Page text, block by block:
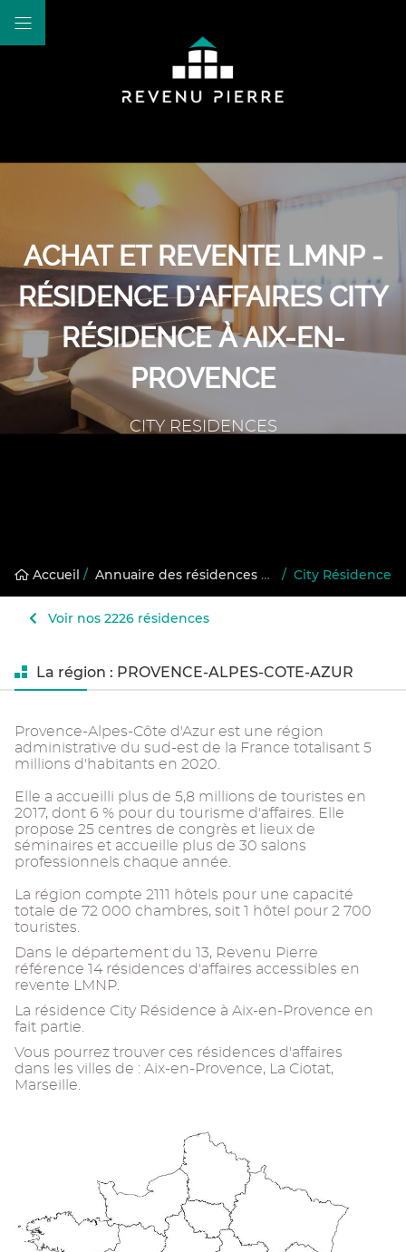
ACHAT ET REVENTE LMNP -
RÉSIDENCE D'AFFAIRES CITY
RÉSIDENCE À AIX-EN-
PROVENCE
CITY RESIDENCES
Accueil / Annuaire des résidences gérées / City Résidence
Voir nos 2226 résidences
La région : PROVENCE-ALPES-COTE-AZUR
Provence-Alpes-Côte d'Azur est une région
administrative du sud-est de la France totalisant 5
millions d'habitants en 2020.
Elle a accueilli plus de 5,8 millions de touristes en
2017, dont 6 % pour du tourisme d'affaires. Elle
propose 25 centres de congrès et lieux de
séminaires et accueille plus de 30 salons
professionnels chaque année.
La région compte 2111 hôtels pour une capacité
totale de 72 000 chambres, soit 1 hôtel pour 2 700
touristes.
Dans le département du 13, Revenu Pierre
référence 14 résidences d'affaires accessibles en
revente LMNP.
La résidence City Résidence à Aix-en-Provence en
fait partie.
Vous pourrez trouver ces résidences d'affaires
dans les villes de : Aix-en-Provence, La Ciotat,
Marseille.